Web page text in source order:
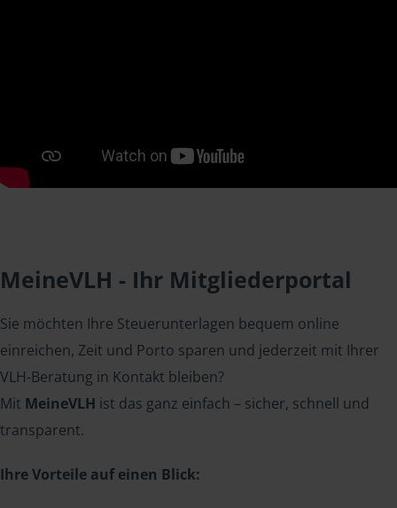
MeineVLH - Ihr Mitgliederportal
Sie möchten Ihre Steuerunterlagen bequem online
einreichen, Zeit und Porto sparen und jederzeit mit Ihrer
VLH-Beratung in Kontakt bleiben?
Mit MeineVLH ist das ganz einfach – sicher, schnell und
transparent.
Ihre Vorteile auf einen Blick: